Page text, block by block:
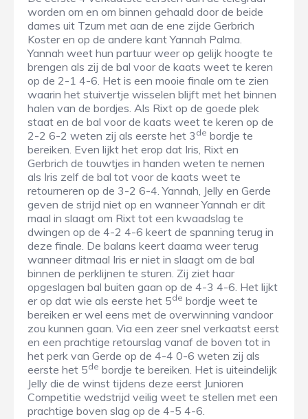
worden om en om binnen gehaald door de beide
dames uit Tzum met aan de ene zijde Gerbrich
Koster en op de andere kant Yannah Palma.
Yannah weet hun partuur weer op gelijk hoogte te
brengen als zij de bal voor de kaats weet te keren
op de 2-1 4-6. Het is een mooie finale om te zien
waarin het stuivertje wisselen blijft met het binnen
halen van de bordjes. Als Rixt op de goede plek
staat en de bal voor de kaats weet te keren op de
2-2 6-2 weten zij als eerste het 3 de bordje te
bereiken. Even lijkt het erop dat Iris, Rixt en
Gerbrich de touwtjes in handen weten te nemen
als Iris zelf de bal tot voor de kaats weet te
retourneren op de 3-2 6-4. Yannah, Jelly en Gerde
geven de strijd niet op en wanneer Yannah er dit
maal in slaagt om Rixt tot een kwaadslag te
dwingen op de 4-2 4-6 keert de spanning terug in
deze finale. De balans keert daarna weer terug
wanneer ditmaal Iris er niet in slaagt om de bal
binnen de perklijnen te sturen. Zij ziet haar
opgeslagen bal buiten gaan op de 4-3 4-6. Het lijkt
er op dat wie als eerste het 5de bordje weet te
bereiken er wel eens met de overwinning vandoor
zou kunnen gaan. Via een zeer snel verkaatst eerst
en een prachtige retourslag vanaf de boven tot in
het perk van Gerde op de 4-4 0-6 weten zij als
eerste het 5de bordje te bereiken. Het is uiteindelijk
Jelly die de winst tijdens deze eerst Junioren
Competitie wedstrijd veilig weet te stellen met een
prachtige boven slag op de 4-5 4-6.